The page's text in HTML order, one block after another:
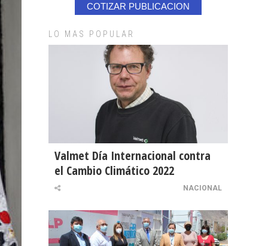
COTIZAR PUBLICACION
LO MAS POPULAR
Valmet Día Internacional contra
el Cambio Climático 2022
NACIONAL